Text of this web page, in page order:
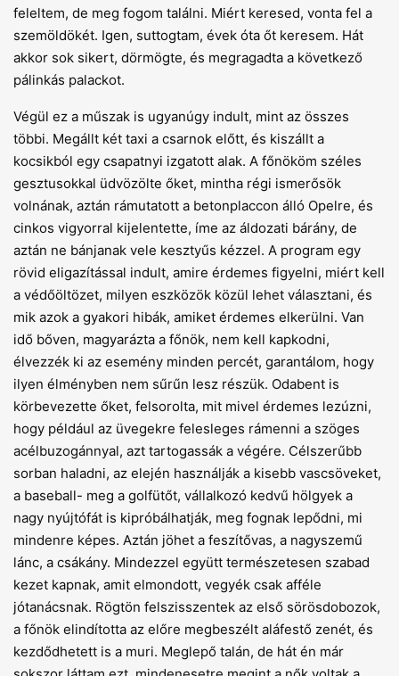
feleltem, de meg fogom találni. Miért keresed, vonta fel a
szemöldökét. Igen, suttogtam, évek óta őt keresem. Hát
akkor sok sikert, dörmögte, és megragadta a következő
pálinkás palackot.
Végül ez a műszak is ugyanúgy indult, mint az összes
többi. Megállt két taxi a csarnok előtt, és kiszállt a
kocsikból egy csapatnyi izgatott alak. A főnököm széles
gesztusokkal üdvözölte őket, mintha régi ismerősök
volnának, aztán rámutatott a betonplaccon álló Opelre, és
cinkos vigyorral kijelentette, íme az áldozati bárány, de
aztán ne bánjanak vele kesztyűs kézzel. A program egy
rövid eligazítással indult, amire érdemes figyelni, miért kell
a védőöltözet, milyen eszközök közül lehet választani, és
mik azok a gyakori hibák, amiket érdemes elkerülni. Van
idő bőven, magyarázta a főnök, nem kell kapkodni,
élvezzék ki az esemény minden percét, garantálom, hogy
ilyen élményben nem sűrűn lesz részük. Odabent is
körbevezette őket, felsorolta, mit mivel érdemes lezúzni,
hogy például az üvegekre felesleges rámenni a szöges
acélbuzogánnyal, azt tartogassák a végére. Célszerűbb
sorban haladni, az elején használják a kisebb vascsöveket,
a baseball- meg a golfütőt, vállalkozó kedvű hölgyek a
nagy nyújtófát is kipróbálhatják, meg fognak lepődni, mi
mindenre képes. Aztán jöhet a feszítővas, a nagyszemű
lánc, a csákány. Mindezzel együtt természetesen szabad
kezet kapnak, amit elmondott, vegyék csak afféle
jótanácsnak. Rögtön felszisszentek az első sörösdobozok,
a főnök elindította az előre megbeszélt aláfestő zenét, és
kezdődhetett is a muri. Meglepő talán, de hát én már